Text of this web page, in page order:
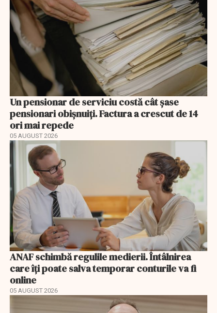
Un pensionar de serviciu costă cât șase
pensionari obișnuiți. Factura a crescut de 14
ori mai repede
05 AUGUST 2026
ANAF schimbă regulile medierii. Întâlnirea
care îți poate salva temporar conturile va fi
online
05 AUGUST 2026